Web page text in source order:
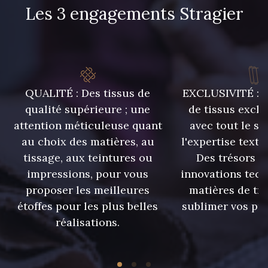
Les 3 engagements Stragier
QUALITÉ : Des tissus de
qualité supérieure ; une
attention méticuleuse quant
au choix des matières, au
tissage, aux teintures ou
impressions, pour vous
proposer les meilleures
étoffes pour les plus belles
réalisations.
EXCLUSIVITÉ :
de tissus
avec tout le
l'expertise
Des trésors
innovations
matières de
sublimer vos